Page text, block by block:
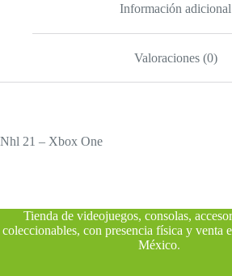
Información adicional
Valoraciones (0)
Nhl 21 – Xbox One
Tienda de videojuegos, consolas,
coleccionables, con presencia física y venta
México.